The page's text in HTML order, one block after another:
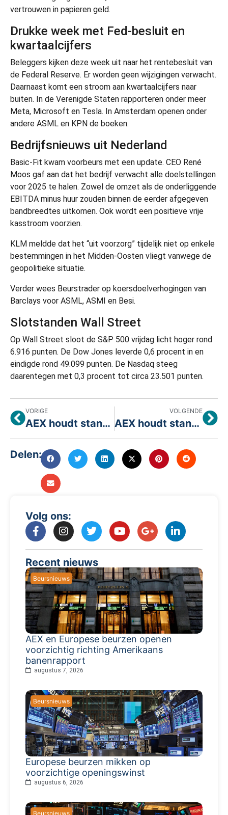
vertrouwen in papieren geld.
Drukke week met Fed-besluit en
kwartaalcijfers
Beleggers kijken deze week uit naar het rentebesluit van
de Federal Reserve. Er worden geen wijzigingen verwacht.
Daarnaast komt een stroom aan kwartaalcijfers naar
buiten. In de Verenigde Staten rapporteren onder meer
Meta, Microsoft en Tesla. In Amsterdam openen onder
andere ASML en KPN de boeken.
Bedrijfsnieuws uit Nederland
Basic-Fit kwam voorbeurs met een update. CEO René
Moos gaf aan dat het bedrijf verwacht alle doelstellingen
voor 2025 te halen. Zowel de omzet als de onderliggende
EBITDA minus huur zouden binnen de eerder afgegeven
bandbreedtes uitkomen. Ook wordt een positieve vrije
kasstroom voorzien.
KLM meldde dat het “uit voorzorg” tijdelijk niet op enkele
bestemmingen in het Midden-Oosten vliegt vanwege de
geopolitieke situatie.
Verder wees Beurstrader op koersdoelverhogingen van
Barclays voor ASML, ASMI en Besi.
Slotstanden Wall Street
Op Wall Street sloot de S&P 500 vrijdag licht hoger rond
6.916 punten. De Dow Jones leverde 0,6 procent in en
eindigde rond 49.099 punten. De Nasdaq steeg
daarentegen met 0,3 procent tot circa 23.501 punten.
VORIGE
AEX houdt stand ondanks geopolitieke onrust
VOLGENDE
AEX houdt stand boven 1000 punten
Delen:
Volg ons:
Recent nieuws
Beursnieuws
AEX en Europese beurzen openen
voorzichtig richting Amerikaans
banenrapport
augustus 7, 2026
Beursnieuws
Europese beurzen mikken op
voorzichtige openingswinst
augustus 6, 2026
Beursnieuws